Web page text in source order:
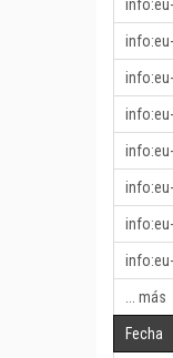
... más
Fecha